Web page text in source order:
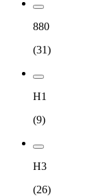
880
(31)
H1
(9)
H3
(26)